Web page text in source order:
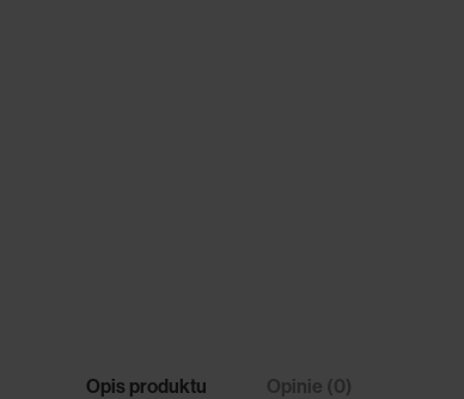
Opis produktu Opinie (0)